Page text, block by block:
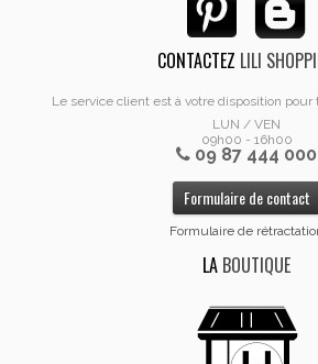
CONTACTEZ LILI
Le service client est à votre disposition
LUN / VEN
09h00 - 16h00
09 87 444 000
Formulaire de contact
Formulaire de
LA BOUTIQUE